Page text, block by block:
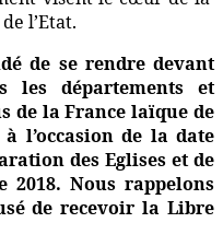
l’Etat.
de se rendre devant
les départements et
de la France laïque de
l’occasion de la date
des Eglises et de
2018. Nous rappelons
de recevoir la Libre